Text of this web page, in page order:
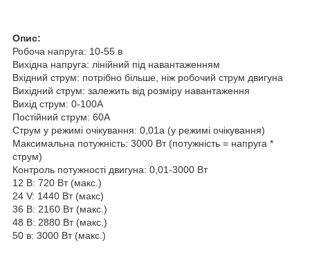
Опис:
Робоча напруга: 10-55 в
Вихідна напруга: лінійний під навантаженням
Вхідний струм: потрібно більше, ніж робочий струм двигуна
Вихідний струм: залежить від розміру навантаження
Вихід струм: 0-100A
Постійний струм: 60A
Струм у режимі очікування: 0,01a (у режимі очікування)
Максимальна потужність: 3000 Вт (потужність = напруга *
струм)
Контроль потужності двигуна: 0,01-3000 Вт
12 В: 720 Вт (макс.)
24 V: 1440 Вт (макс)
36 В: 2160 Вт (макс.)
48 В: 2880 Вт (макс.)
50 в: 3000 Вт (макс.)